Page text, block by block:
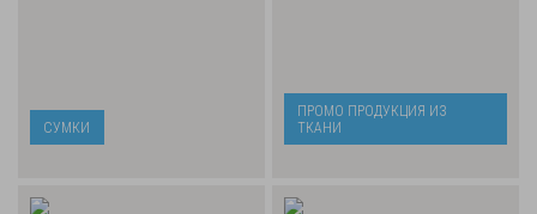
СУМКИ
ПРОМО ПРОДУКЦИЯ ИЗ
ТКАНИ